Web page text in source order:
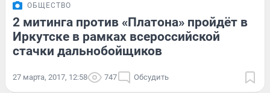
ОБЩЕСТВО
2 митинга против «Платона» пройдёт в
Иркутске в рамках всероссийской
стачки дальнобойщиков
27 марта, 2017, 12:58 747 Обсудить